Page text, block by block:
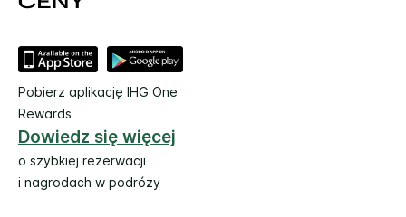
Pobierz aplikację IHG One
Rewards
Dowiedz się więcej
o szybkiej rezerwacji
i nagrodach w podróży